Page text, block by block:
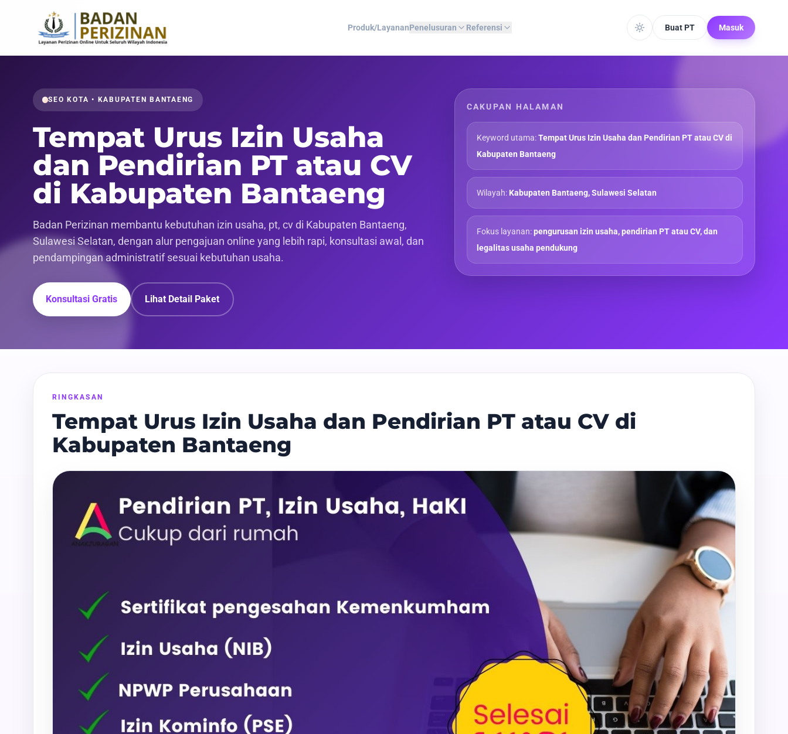
Produk/LayananPenelusuran Referensi Buat PT Masuk
SEO KOTA • KABUPATEN BANTAENG
Tempat Urus Izin Usaha
dan Pendirian PT atau CV
di Kabupaten Bantaeng
Badan Perizinan membantu kebutuhan izin usaha, pt, cv di Kabupaten Bantaeng,
Sulawesi Selatan, dengan alur pengajuan online yang lebih rapi, konsultasi awal, dan
pendampingan administratif sesuai kebutuhan usaha.
Konsultasi Gratis Lihat Detail Paket
CAKUPAN HALAMAN
Keyword utama:Tempat Urus Izin Usaha dan Pendirian PT atau CV di
Kabupaten Bantaeng
Wilayah: Kabupaten Bantaeng, Sulawesi Selatan
Fokus layanan:pengurusan izin usaha, pendirian PT atau CV, dan
legalitas usaha pendukung
RINGKASAN
Tempat Urus Izin Usaha dan Pendirian PT atau CV di
Kabupaten Bantaeng